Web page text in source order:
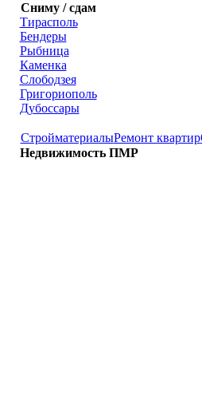
Сниму / сдам
Тирасполь
Бендеры
Рыбница
Каменка
Слободзея
Григориополь
Дубоссары
СтройматериалыРемонт квартир
Недвижимость ПМР